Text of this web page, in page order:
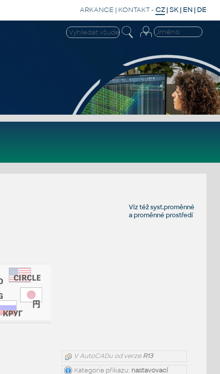
ARKANCE | KONTAKT- CZ |SK | EN | DE
Viz téžsyst.proměnné
aproměnné prostředí
V AutoCADu od verzeR13
Kategorie příkazu: nastavovací